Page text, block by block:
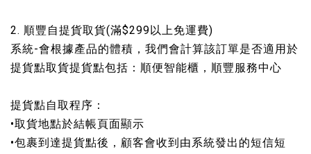
2. 順豐自提貨取貨(滿$299以上免運費)
系統-會根據產品的體積，我們會計算該訂單是否適用於
提貨點取貨提貨點包括：順便智能櫃，順豐服務中心
提貨點自取程序：
•取貨地點於結帳頁面顯示
•包裹到達提貨點後，顧客會收到由系統發出的短信短